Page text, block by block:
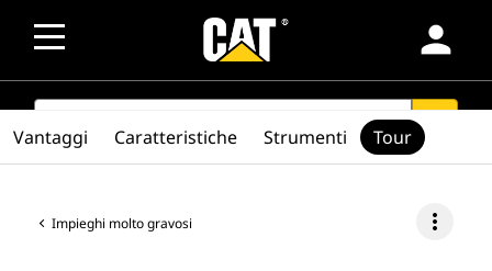
person
SEARCH search
Impieghi molto gravosi more_vert
Vantaggi Caratteristiche Strumenti Tour